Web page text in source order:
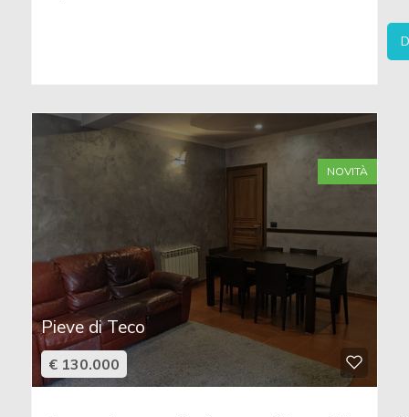
NOVITÀ
Pieve di Teco
€ 130.000